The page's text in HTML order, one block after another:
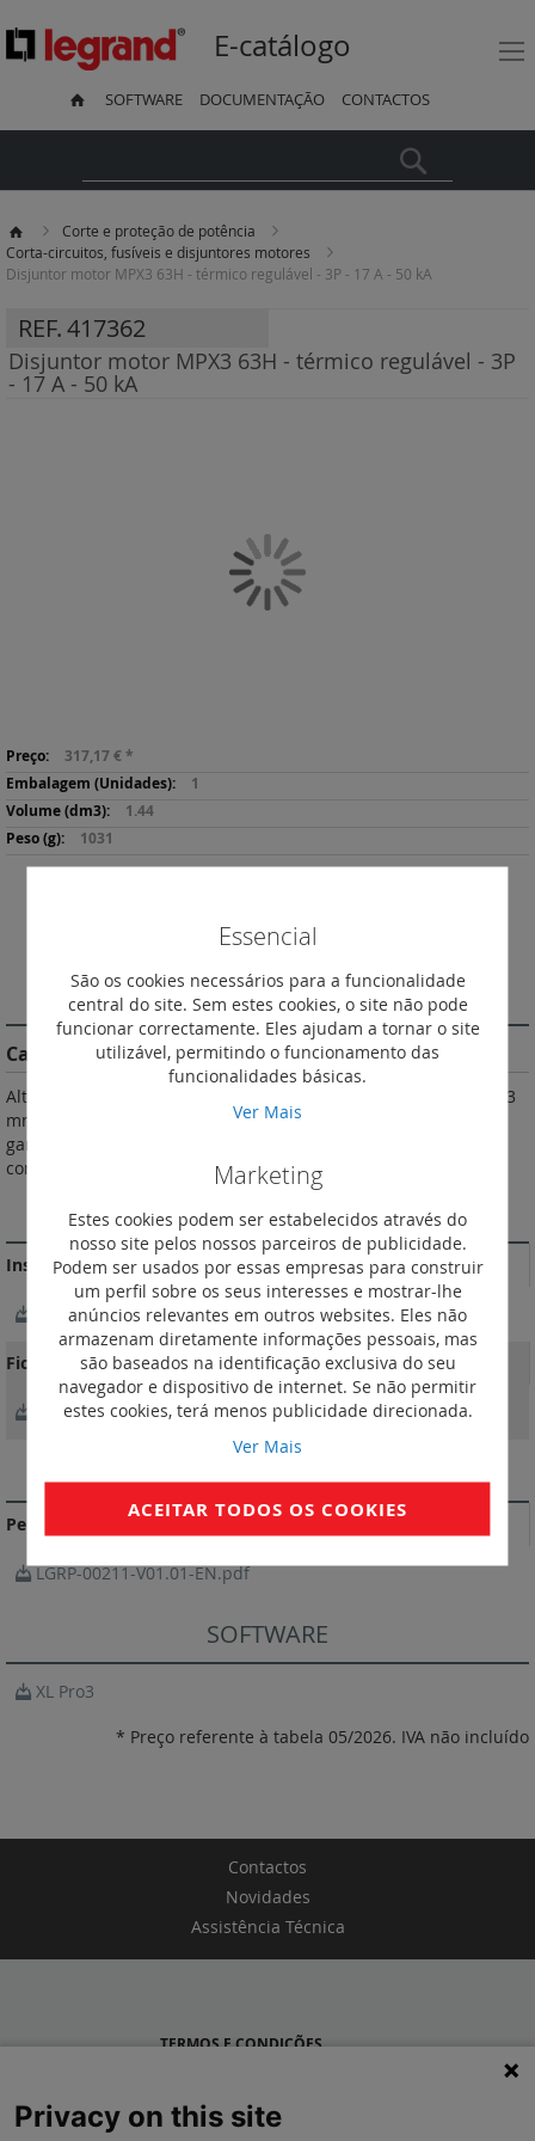
E-catálogo
SOFTWARE DOCUMENTAÇÃO CONTACTOS
Corte e proteção de potência
Corta-circuitos, fusíveis e disjuntores motores
Disjuntor motor MPX3 63H - térmico regulável - 3P - 17 A - 50 kA
REF.417362
Disjuntor motor MPX3 63H - térmico regulável - 3P
- 17 A - 50 kA
Mais
informação
317,17 € *
1
1.44
1031
Ficha de Produto
para
o
início
de
DESCRIÇÃO
Características do Produto
Alto poder de corte. Com comando rotativo. Profundidade 130,3
mm. Montagem sobre calha 35 mm ou por parafusos. Outras
gamas de alto poder de corte até 100 A: MPX3 100 H, sob
consulta.
MAIS INFORMAÇÃO
Instruções de instalação e documentos relacionados
NotíciaTécnica_LE07207AB.pdf
Fichas Técnicas
FichaTécnica_F01988EN-05.pdf
Perfil ambiental do produto
LGRP-00211-V01.01-EN.pdf
SOFTWARE
XL Pro3
* Preço referente à tabela 05/2026. IVA não incluído
Contactos
Novidades
Assistência Técnica
Essencial
São os cookies necessários para a funcionalidade
central do site. Sem estes cookies, o site não pode
funcionar correctamente. Eles ajudam a tornar o site
utilizável, permitindo o funcionamento das
funcionalidades básicas.
Ver Mais
Marketing
Estes cookies podem ser estabelecidos através do
nosso site pelos nossos parceiros de publicidade.
Podem ser usados por essas empresas para construir
um perfil sobre os seus interesses e mostrar-lhe
anúncios relevantes em outros websites. Eles não
armazenam diretamente informações pessoais, mas
são baseados na identificação exclusiva do seu
navegador e dispositivo de internet. Se não permitir
estes cookies, terá menos publicidade direcionada.
Ver Mais
ACEITAR TODOS OS COOKIES
TERMOS E CONDIÇÕES
LEGRAND PORTUGAL
Privacy on this site